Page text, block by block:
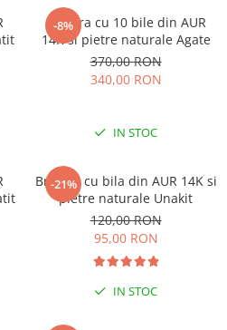
-8%
Bratara cu 10 bile din AUR
14K si pietre naturale Agate
370,00 RON
340,00 RON
IN STOC
-21%
Bratara cu bila din AUR 14K si
pietre naturale Unakit
120,00 RON
95,00 RON
IN STOC